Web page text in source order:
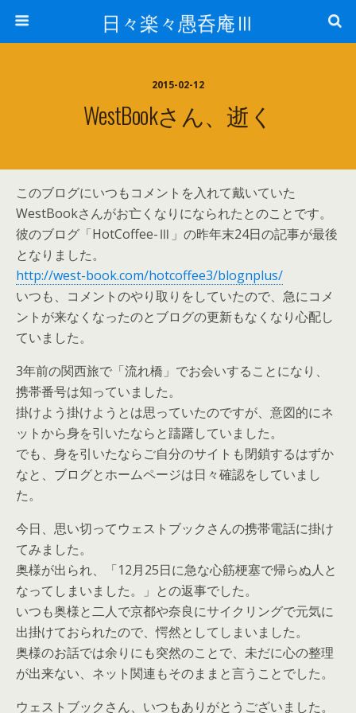
日々楽々愚呑庵Ⅲ
2015-02-12
WestBookさん、逝く
このブログにいつもコメントを入れて戴いていた
WestBookさんがお亡くなりになられたとのことです。
彼のブログ「HotCoffee-Ⅲ」の昨年末24日の記事が最後
となりました。
http://west-book.com/hotcoffee3/blognplus/
いつも、コメントのやり取りをしていたので、急にコメ
ントが来なくなったのとブログの更新もなくなり心配し
ていました。
3年前の関西旅で「流れ橋」でお会いすることになり、
携帯番号は知っていました。
掛けよう掛けようとは思っていたのですが、意図的にネ
ットから身を引いたならと躊躇していました。
でも、身を引いたならご自分のサイトも閉鎖するはずか
なと、ブログとホームページは日々確認をしていまし
た。
今日、思い切ってウェストブックさんの携帯電話に掛け
てみました。
奥様が出られ、「12月25日に急な心筋梗塞で帰らぬ人と
なってしまいました。」との返事でした。
いつも奥様と二人で京都や奈良にサイクリングで元気に
出掛けておられたので、愕然としてしまいました。
奥様のお話では余りにも突然のことで、未だに心の整理
が出来ない、ネット関連もそのままと言うことでした。
ウェストブックさん、いつもありがとうございました。